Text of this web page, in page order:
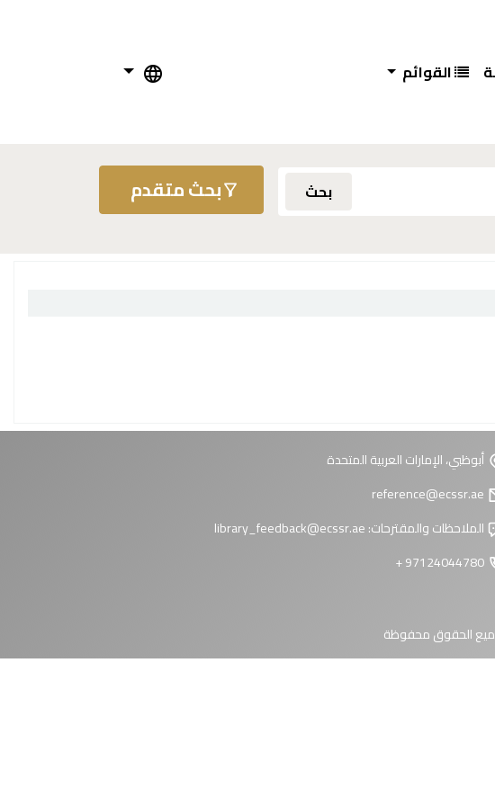
القوائم
بحث بحث متقدم
أبوظبي، الإمارات العربية المتحدة
الملاحظات والمقترحات:library_feedback@ecssr.ae